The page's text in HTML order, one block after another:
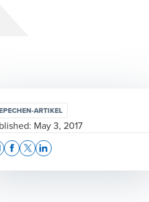
ARTIKEL
May 3, 2017